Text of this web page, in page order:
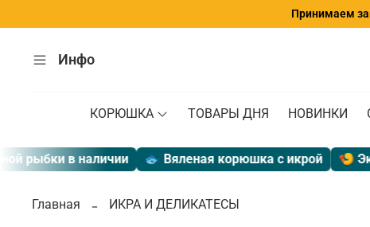
Принимаем
Инфо
КОРЮШКА ТОВАРЫ ДНЯ НОВИНКИ
в наличии 🐟 Вяленая корюшка с икрой 🍤 Экспресс
Главная
ИКРА И ДЕЛИКАТЕСЫ